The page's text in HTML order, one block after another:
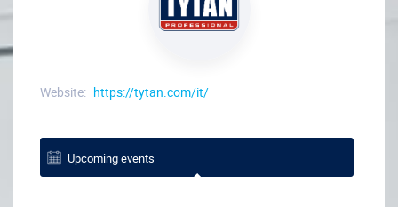
Website: https://tytan.com/it/
Upcoming events